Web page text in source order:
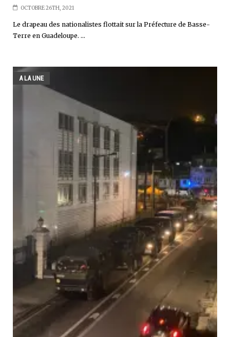
OCTOBRE 26TH, 2021
Le drapeau des nationalistes flottait sur la Préfecture de Basse-
Terre en Guadeloupe. ...
A LA UNE